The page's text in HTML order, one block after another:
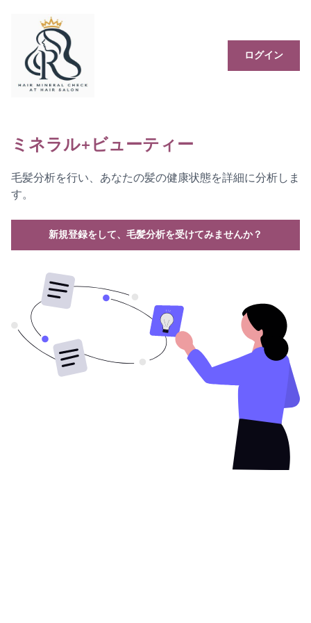
ログイン
ミネラル+ビューティー
毛髪分析を行い、あなたの髪の健康状態を詳細に分析しま
す。
新規登録をして、毛髪分析を受けてみませんか？